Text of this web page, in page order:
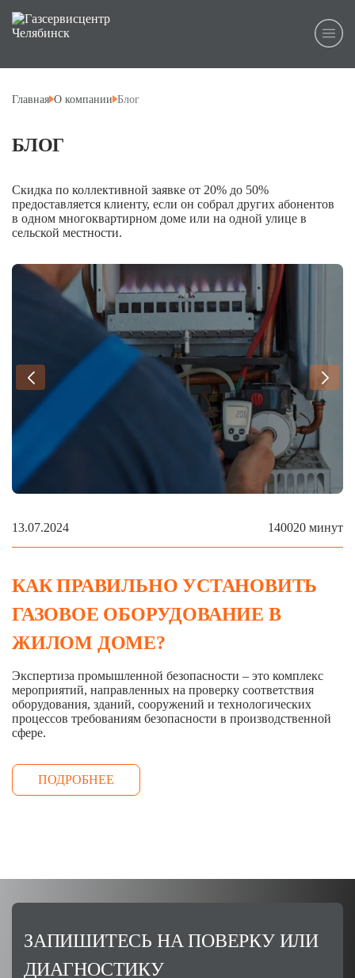
Главная О компании Блог
БЛОГ
Скидка по коллективной заявке от 20% до 50%
предоставляется клиенту, если он собрал других абонентов
в одном многоквартирном доме или на одной улице в
сельской местности.
13.07.2024 140020 минут
КАК ПРАВИЛЬНО УСТАНОВИТЬ
ГАЗОВОЕ ОБОРУДОВАНИЕ В
ЖИЛОМ ДОМЕ?
Экспертиза промышленной безопасности – это комплекс
мероприятий, направленных на проверку соответствия
оборудования, зданий, сооружений и технологических
процессов требованиям безопасности в производственной
сфере.
ПОДРОБНЕЕ
ЗАПИШИТЕСЬ НА ПОВЕРКУ ИЛИ
ДИАГНОСТИКУ